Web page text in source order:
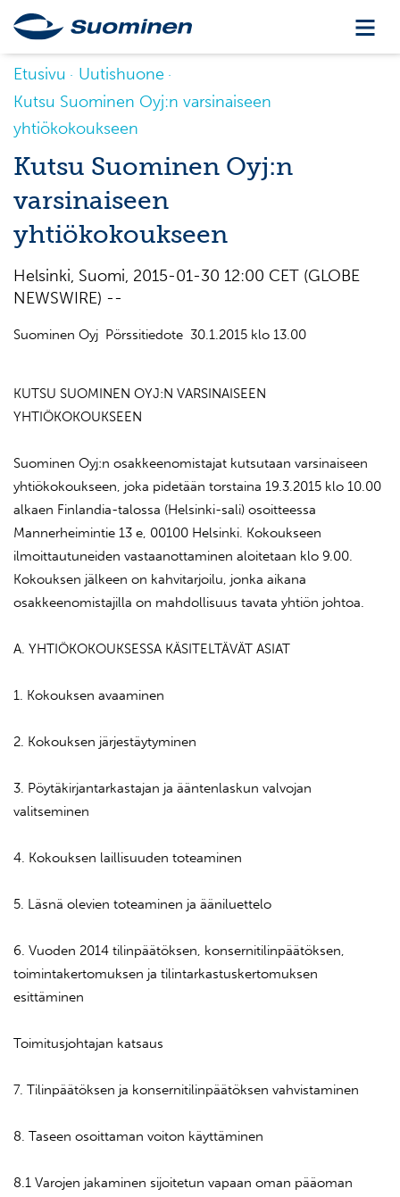
Etusivu
Uutishuone
Kutsu Suominen Oyj:n varsinaiseen
yhtiökokoukseen
Kutsu Suominen Oyj:n
varsinaiseen
yhtiökokoukseen
Helsinki, Suomi, 2015-01-30 12:00 CET (GLOBE
NEWSWIRE) --
Suominen Oyj Pörssitiedote 30.1.2015 klo 13.00
KUTSU SUOMINEN OYJ:N VARSINAISEEN
YHTIÖKOKOUKSEEN
Suominen Oyj:n osakkeenomistajat kutsutaan varsinaiseen
yhtiökokoukseen, joka pidetään torstaina 19.3.2015 klo 10.00
alkaen Finlandia-talossa (Helsinki-sali) osoitteessa
Mannerheimintie 13 e, 00100 Helsinki. Kokoukseen
ilmoittautuneiden vastaanottaminen aloitetaan klo 9.00.
Kokouksen jälkeen on kahvitarjoilu, jonka aikana
osakkeenomistajilla on mahdollisuus tavata yhtiön johtoa.
A. YHTIÖKOKOUKSESSA KÄSITELTÄVÄT ASIAT
1. Kokouksen avaaminen
2. Kokouksen järjestäytyminen
3. Pöytäkirjantarkastajan ja ääntenlaskun valvojan
valitseminen
4. Kokouksen laillisuuden toteaminen
5. Läsnä olevien toteaminen ja ääniluettelo
6. Vuoden 2014 tilinpäätöksen, konsernitilinpäätöksen,
toimintakertomuksen ja tilintarkastuskertomuksen
esittäminen
Toimitusjohtajan katsaus
7. Tilinpäätöksen ja konsernitilinpäätöksen vahvistaminen
8. Taseen osoittaman voiton käyttäminen
8.1 Varojen jakaminen sijoitetun vapaan oman pääoman